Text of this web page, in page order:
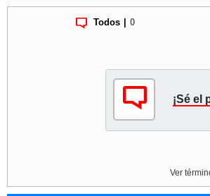
Todos 0
¡Sé el
Ver